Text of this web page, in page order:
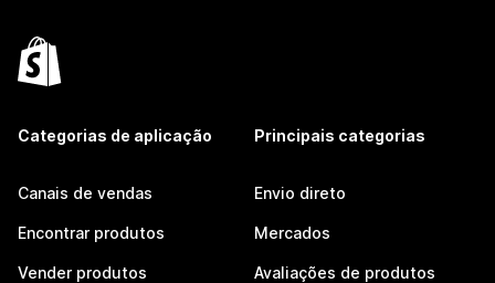
Categorias de aplicação
Canais de vendas
Encontrar produtos
Vender produtos
Principais categorias
Envio direto
Mercados
Avaliações de produtos